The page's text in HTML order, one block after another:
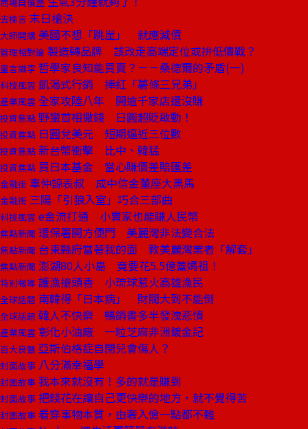
去梯言 末日槍決
大師開講 美國不想「跳崖」 就應減債
管理相對論 製造轉品牌 該改走高端定位或拚低價戰？
童言識李 哲學家良知能買賣？－－桑德爾的矛盾(一)
科技風雲 飢渴式行銷 捧紅「薯條三兄弟」
產業風雲 全家攻陸八年 開逾千家店還沒賺
投資焦點 野蠻首相撒錢 日圓超貶啟動！
投資焦點 日圓兌美元 短期逼近三位數
投資焦點 新台幣衝擊 比中、韓猛
投資焦點 買日本基金 當心賺價差賠匯差
金融街 辜仲諒表叔 成中信金董座大黑馬
金融街 三陽「引狼入室」巧合三部曲
科技風雲 e金流打通 小賣家也能賺人民幣
焦點新聞 環保署開方便門 美麗灣非法變合法
焦點新聞 台東縣府當著我的面 教美麗灣業者「解套」
焦點新聞 澎湖80人小島 竟要花5.5億蓋媽祖！
特別報導 護漁搶頭香 小琉球惹火高雄漁民
全球話題 南韓得「日本病」 財閥大到不能倒
全球話題 韓人不快樂 暢銷書多半發洩悲憤
產業風雲 彰化小油廠 一粒芝麻非洲鍍金記
百大良醫 亞斯伯格症自閉兒會傷人？
封面故事 八分滿幸福學
封面故事 我本來就沒有！多的就是賺到
封面故事 把錢花在讓自己更快樂的地方，就不覺得苦
封面故事 看穿事物本質，由奢入儉一點都不難